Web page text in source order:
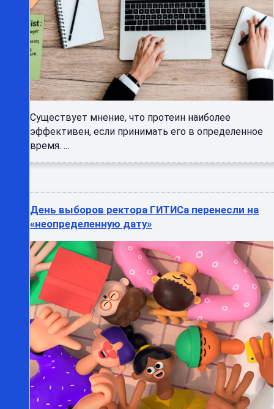
Существует мнение, что протеин наиболее
эффективен, если принимать его в определенное
время. ...
День выборов ректора ГИТИСа перенесли на
«неопределенную дату»